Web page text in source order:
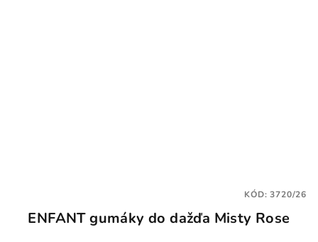
ENFANT gumáky do dažďa Misty Rose
KÓD:3720/26